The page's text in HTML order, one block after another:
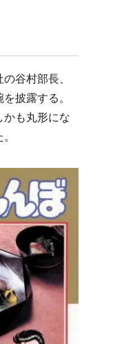
谷村部長、
披露する。
も丸形にな